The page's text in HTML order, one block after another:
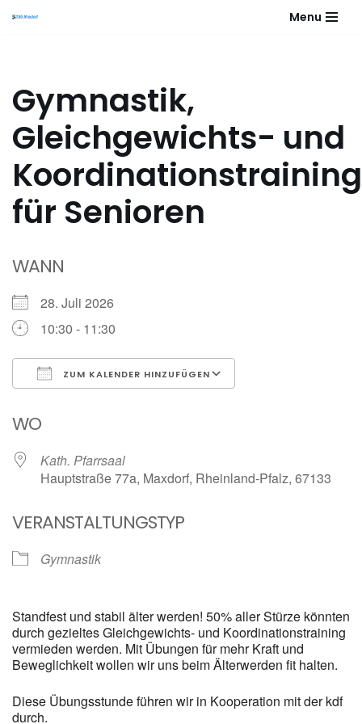
Menu
Gymnastik,
Gleichgewichts- und
Koordinationstraining
für Senioren
WANN
28. Juli 2026
10:30 - 11:30
ZUM KALENDER HINZUFÜGEN
WO
Kath. Pfarrsaal
Hauptstraße 77a, Maxdorf, Rheinland-Pfalz, 67133
VERANSTALTUNGSTYP
Gymnastik
Standfest und stabil älter werden! 50% aller Stürze könnten
durch gezieltes Gleichgewichts- und Koordinationstraining
vermieden werden. Mit Übungen für mehr Kraft und
Beweglichkeit wollen wir uns beim Älterwerden fit halten.
Diese Übungsstunde führen wir in Kooperation mit der kdf
durch.